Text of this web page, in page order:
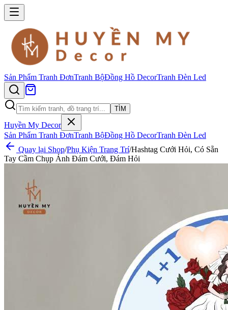
Sản Phẩm Tranh ĐơnTranh BộĐồng Hồ DecorTranh Đèn Led
TÌM
Huyền My Decor
Sản Phẩm Tranh ĐơnTranh BộĐồng Hồ DecorTranh Đèn Led
Quay lại Shop/Phụ Kiện Trang Trí/Hashtag Cưới Hỏi, Có Sẵn
Tay Cầm Chụp Ảnh Đám Cưới, Đám Hỏi